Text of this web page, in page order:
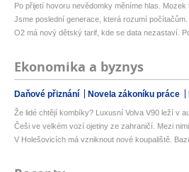
Po přijetí hovoru nevědomky měníme hlas. Mozek
Jsme poslední generace, která rozumí počítačům.
O2 má nový dětský tarif, kde se data nezastaví.
Ekonomika a byznys
Daňové přiznání Novela zákoníku práce
Že lidé chtějí kombíky? Luxusní Volva V90 leží v
Češi ve velkém vozí ojetiny ze zahraničí. Mezi nimi
V Holešovicích má vzniknout nové koupaliště.